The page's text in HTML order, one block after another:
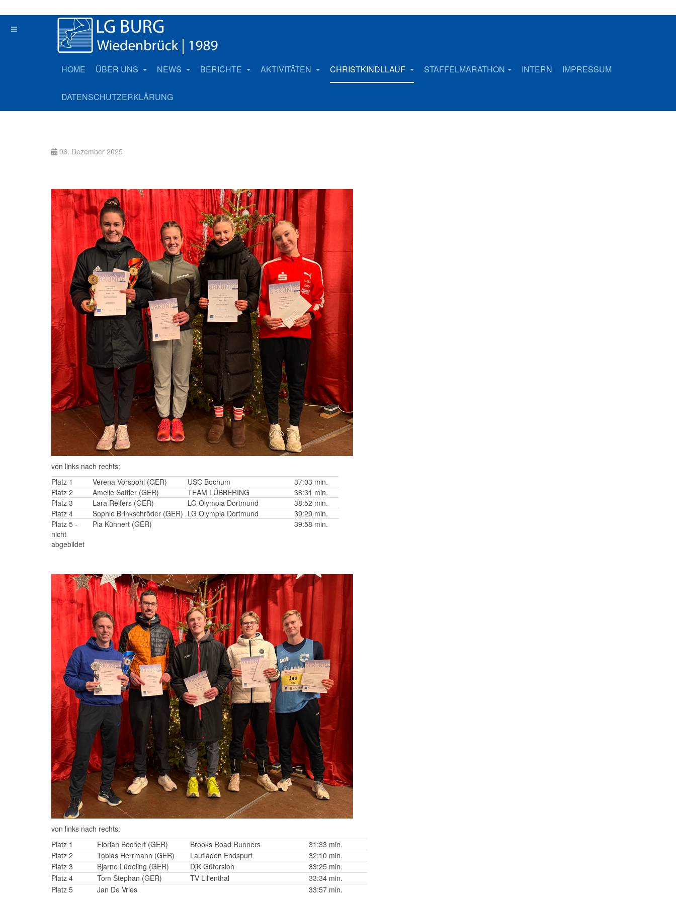
HOME ÜBER UNS NEWS BERICHTE AKTIVITÄTEN CHRISTKINDLLAUF STAFFELMARATHON INTERN IMPRESSUM
DATENSCHUTZERKLÄRUNG
06. Dezember 2025
von links nach rechts:
Platz 1
Verena Vorspohl (GER) USC Bochum
37:03 min.
Platz 2
Amelie Sattler (GER) TEAM LÜBBERING
38:31 min.
Platz 3
Lara Reifers (GER) LG Olympia Dortmund
38:52 min.
Platz 4
Sophie Brinkschröder (GER) LG Olympia Dortmund
39:29 min.
Platz 5 -
nicht
abgebildet
Pia Kühnert (GER) 39:58 min.
von links nach rechts:
Platz 1
Florian Bochert (GER) Brooks Road Runners
31:33 min.
Platz 2
Tobias Herrmann (GER) Laufladen Endspurt
32:10 min.
Platz 3
Bjarne Lüdeling (GER) DjK Gütersloh
33:25 min.
Platz 4
Tom Stephan (GER) TV Lilienthal
33:34 min.
Platz 5
Jan De Vries 33:57 min.